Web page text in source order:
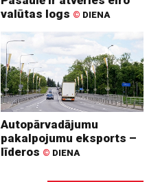
valūtas logs © DIENA
Autopārvadājumu
pakalpojumu eksports –
līderos © DIENA